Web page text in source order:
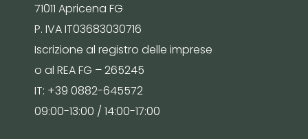
71011 Apricena FG
P. IVA IT03683030716
Iscrizione al registro delle imprese
o al REA FG – 265245
IT: +39 0882-645572
09:00-13:00 / 14:00-17:00